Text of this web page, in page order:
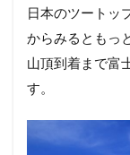
日本のツートッ
からみるともっ
山頂到着まで富
す。